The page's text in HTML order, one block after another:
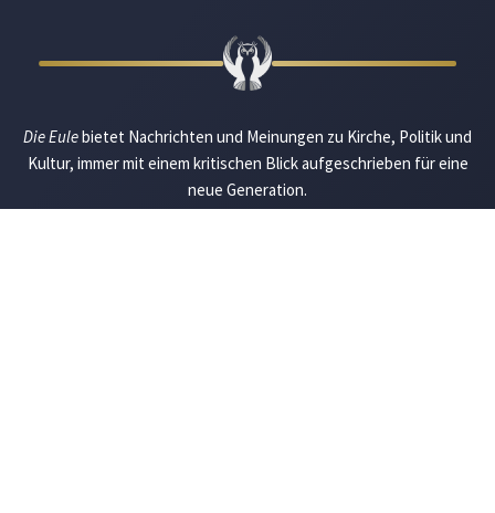
Die Eulebietet Nachrichten und Meinungen zu Kirche, Politik und
Kultur, immer mit einem kritischen Blick aufgeschrieben für eine
neue Generation.